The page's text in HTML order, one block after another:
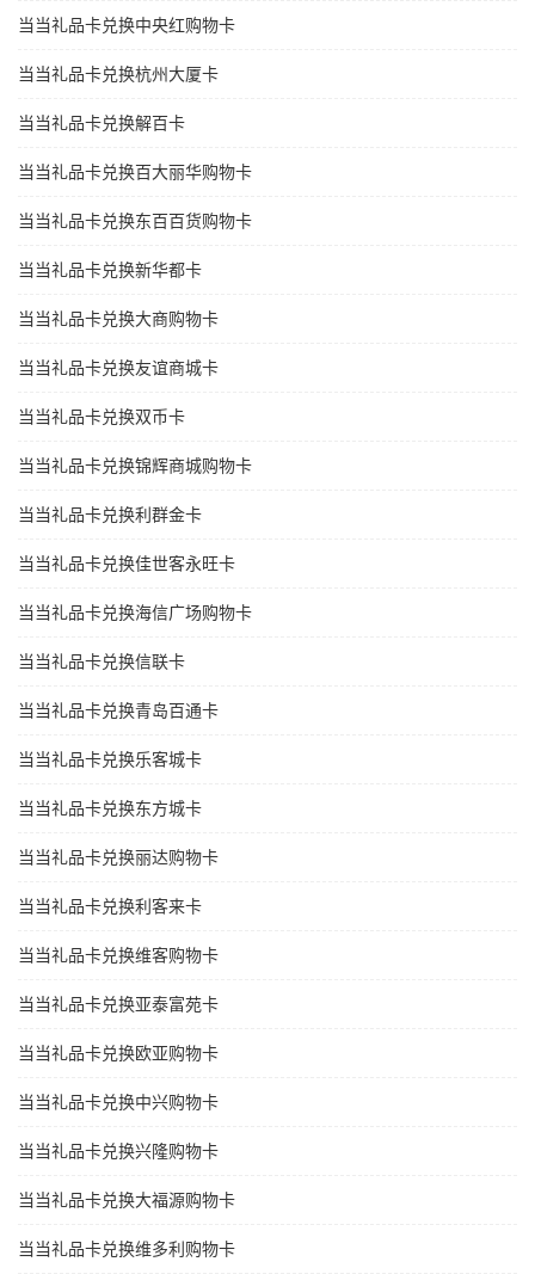
当当礼品卡兑换中央红购物卡
当当礼品卡兑换杭州大厦卡
当当礼品卡兑换解百卡
当当礼品卡兑换百大丽华购物卡
当当礼品卡兑换东百百货购物卡
当当礼品卡兑换新华都卡
当当礼品卡兑换大商购物卡
当当礼品卡兑换友谊商城卡
当当礼品卡兑换双币卡
当当礼品卡兑换锦辉商城购物卡
当当礼品卡兑换利群金卡
当当礼品卡兑换佳世客永旺卡
当当礼品卡兑换海信广场购物卡
当当礼品卡兑换信联卡
当当礼品卡兑换青岛百通卡
当当礼品卡兑换乐客城卡
当当礼品卡兑换东方城卡
当当礼品卡兑换丽达购物卡
当当礼品卡兑换利客来卡
当当礼品卡兑换维客购物卡
当当礼品卡兑换亚泰富苑卡
当当礼品卡兑换欧亚购物卡
当当礼品卡兑换中兴购物卡
当当礼品卡兑换兴隆购物卡
当当礼品卡兑换大福源购物卡
当当礼品卡兑换维多利购物卡